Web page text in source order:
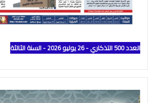
العدد 500 التذكاري - 26 يوليو 2026 - السنة الثالثة